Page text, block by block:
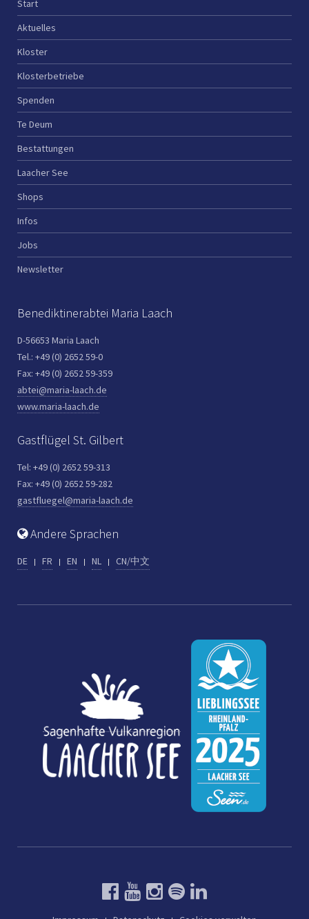
Start
Aktuelles
Kloster
Klosterbetriebe
Spenden
Te Deum
Bestattungen
Laacher See
Shops
Infos
Jobs
Newsletter
Benediktinerabtei Maria Laach
D-56653 Maria Laach
Tel.: +49 (0) 2652 59-0
Fax: +49 (0) 2652 59-359
abtei@maria-laach.de
www.maria-laach.de
Gastflügel St. Gilbert
Tel: +49 (0) 2652 59-313
Fax: +49 (0) 2652 59-282
gastfluegel@maria-laach.de
Andere Sprachen
DE FR EN NL CN/中文